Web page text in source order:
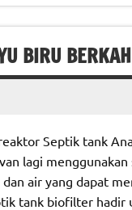
BIRU
Septik tank
lagi
air yang dapat
tank biofilter hadir